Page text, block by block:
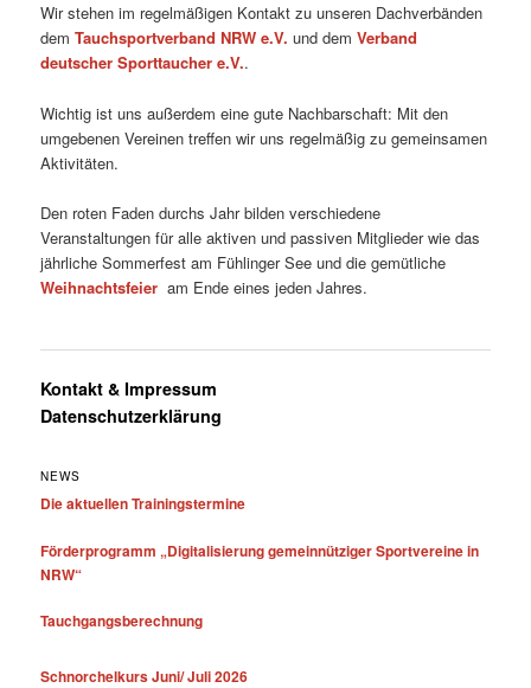
Wir stehen im regelmäßigen Kontakt zu unseren Dachverbänden
demTauchsportverband NRW e.V. und demVerband
deutscher Sporttaucher e.V..
Wichtig ist uns außerdem eine gute Nachbarschaft: Mit den
umgebenen Vereinen treffen wir uns regelmäßig zu gemeinsamen
Aktivitäten.
Den roten Faden durchs Jahr bilden verschiedene
Veranstaltungen für alle aktiven und passiven Mitglieder wie das
jährliche Sommerfest am Fühlinger See und die gemütliche
Weihnachtsfeier am Ende eines jeden Jahres.
Kontakt & Impressum
Datenschutzerklärung
NEWS
Die aktuellen Trainingstermine
Förderprogramm „Digitalisierung gemeinnütziger Sportvereine in
NRW“
Tauchgangsberechnung
Schnorchelkurs Juni/ Juli 2026